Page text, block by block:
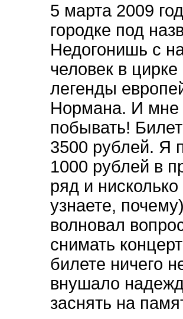
5 марта 2009
городке под
Недогонишь с
человек в
легенды
Нормана. И мне
побывать!
3500 рублей. Я
1000 рублей в
ряд и
узнаете,
волновал
снимать
билете ничего
внушало
заснять на